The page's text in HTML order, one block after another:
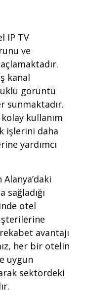
IP TV
ve
kanal
görüntü
sunmaktadır.
kullanım
işlerini daha
yardımcı
sağladığı
otel
avantajı
her bir otelin
uygun
sektördeki